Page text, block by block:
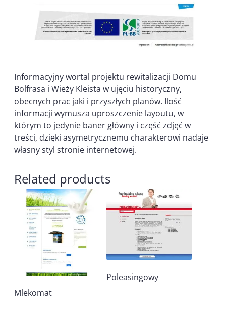
Informacyjny wortal projektu rewitalizacji Domu
Bolfrasa i Wieży Kleista w ujęciu historyczny,
obecnych prac jaki i przyszłych planów. Ilość
informacji wymusza uproszczenie layoutu, w
którym to jedynie baner główny i część zdjęć w
treści, dzięki asymetrycznemu charakterowi nadaje
własny styl stronie internetowej.
Related products
Mlekomat
Poleasingowy